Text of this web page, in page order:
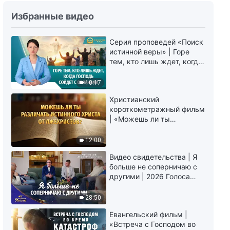
5:09
10:58
Божьи слова на каждый день:
Вхождение в жизнь | Отрывок
399
4:39
Божьи слова на каждый день:
Вхождение в жизнь | Отрывок
400
5:10
Божьи слова на каждый день:
Вхождение в жизнь | Отрывок
401
Избранные видео
10:17
Серия проповедей «Поиск
истинной веры» | Горе
тем, кто лишь ждет, когда
12:00
Христианский
короткометражный фильм
| «Можешь ли ты
28:50
Видео свидетельства | Я
больше не соперничаю с
другими | 2026 Голоса
Евангельский фильм |
«Встреча с Господом во